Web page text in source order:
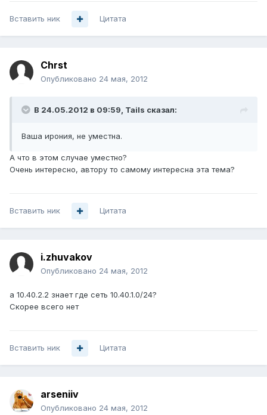
Вставить ник Цитата
Chrst
Опубликовано 24 мая, 2012
В 24.05.2012 в 09:59, Tails сказал:
Ваша ирония, не уместна.
А что в этом случае уместно?
Очень интересно, автору то самому интересна эта тема?
Вставить ник Цитата
i.zhuvakov
Опубликовано 24 мая, 2012
а 10.40.2.2 знает где сеть 10.40.1.0/24?
Скорее всего нет
Вставить ник Цитата
arseniiv
Опубликовано 24 мая, 2012